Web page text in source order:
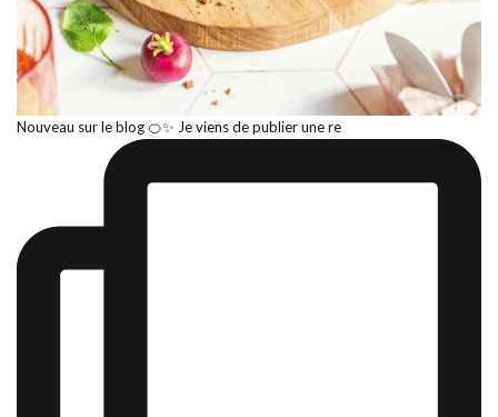
Nouveau sur le blog 🍊✨ Je viens de publier une re